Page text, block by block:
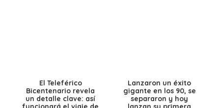
El Teleférico
Bicentenario revela
un detalle clave: así
Lanzaron un éxito
gigante en los 90, se
separaron y hoy